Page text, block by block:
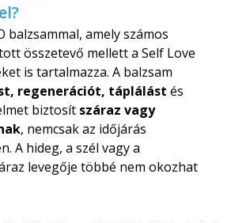
balzsammal, amely számos
összetevő mellett a Self Love
is tartalmazza. A balzsam
regenerációt, táplálást és
biztosít száraz vagy
, nemcsak az időjárás
A hideg, a szél vagy a
levegője többé nem okozhat